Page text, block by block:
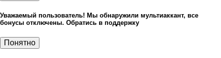
Уважаемый пользователь! Мы обнаружили мультиаккант, все
бонусы отключены. Обратись в поддержку
Понятно